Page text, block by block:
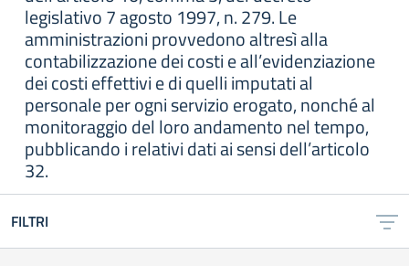
legislativo 7 agosto 1997, n. 279. Le
amministrazioni provvedono altresì alla
contabilizzazione dei costi e all’evidenziazione
dei costi effettivi e di quelli imputati al
personale per ogni servizio erogato, nonché al
monitoraggio del loro andamento nel tempo,
pubblicando i relativi dati ai sensi dell’articolo
32.
FILTRI